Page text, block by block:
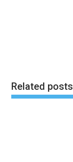
Related posts